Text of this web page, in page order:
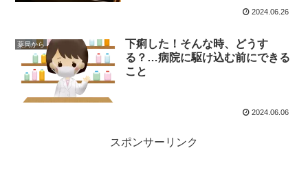
2024.06.26
薬局から
下痢した！そんな時、どうす
る？…病院に駆け込む前にできる
こと
2024.06.06
スポンサーリンク